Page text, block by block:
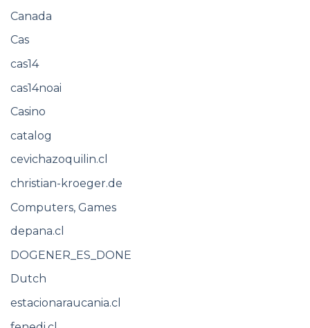
Canada
Cas
cas14
cas14noai
Casino
catalog
cevichazoquilin.cl
christian-kroeger.de
Computers, Games
depana.cl
DOGENER_ES_DONE
Dutch
estacionaraucania.cl